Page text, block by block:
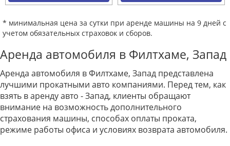
* минимальная цена за сутки при аренде машины на 9 дней с
учетом обязательных страховок и сборов.
Аренда автомобиля в Филтхаме, Запад
Аренда автомобиля в Филтхаме, Запад представлена
лучшими прокатными авто компаниями. Перед тем, как
взять в аренду авто - Запад, клиенты обращают
внимание на возможность дополнительного
страхования машины, способах оплаты проката,
режиме работы офиса и условиях возврата автомобиля.